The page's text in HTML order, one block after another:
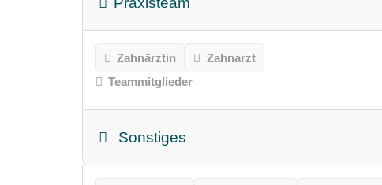
Zahnärztin
Zahnarzt
Teammitglieder
Sonstiges